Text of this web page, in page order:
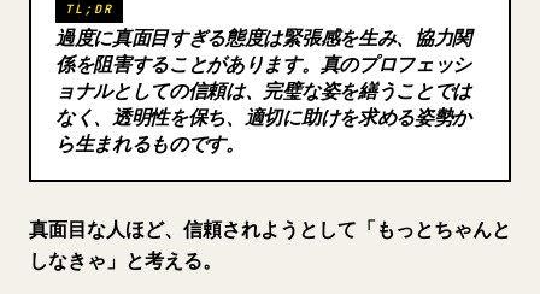
ブログ
更新情報
TL;DR
過度に真面目すぎる態度は緊張感を生み、協力関
係を阻害することがあります。真のプロフェッシ
ョナルとしての信頼は、完璧な姿を繕うことでは
なく、透明性を保ち、適切に助けを求める姿勢か
ら生まれるものです。
真面目な人ほど、信頼されようとして「もっとちゃんと
しなきゃ」と考える。